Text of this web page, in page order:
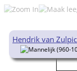
Hendrik van
(960-